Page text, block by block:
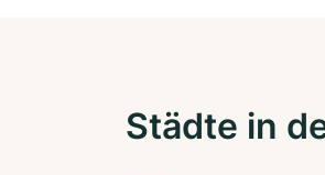
Städte in